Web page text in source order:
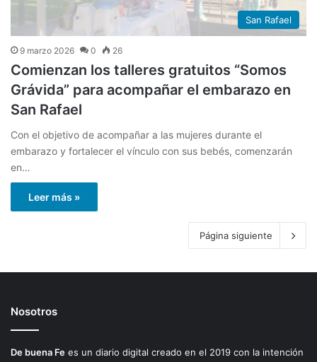
San Rafael
9 marzo 2026 0 26
Comienzan los talleres gratuitos “Somos
Grávida” para acompañar el embarazo en
San Rafael
Con el objetivo de acompañar a las mujeres durante el
embarazo y fortalecer el vínculo con sus bebés, comenzarán
en…
Leer más »
Página siguiente
Nosotros
De buena Fe es un diario digital creado en el 2019 con la intención